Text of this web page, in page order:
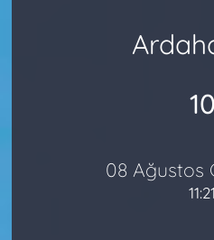
10
08 Ağustos
11:21